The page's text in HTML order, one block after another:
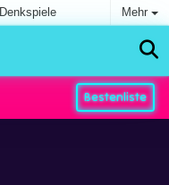
Denkspiele Mehr
Bestenliste